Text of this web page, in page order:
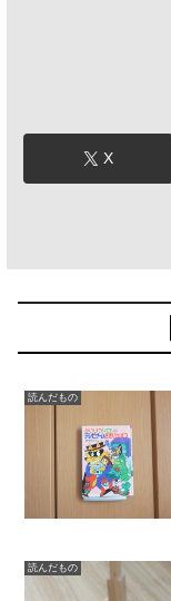
X
読んだもの
読んだもの